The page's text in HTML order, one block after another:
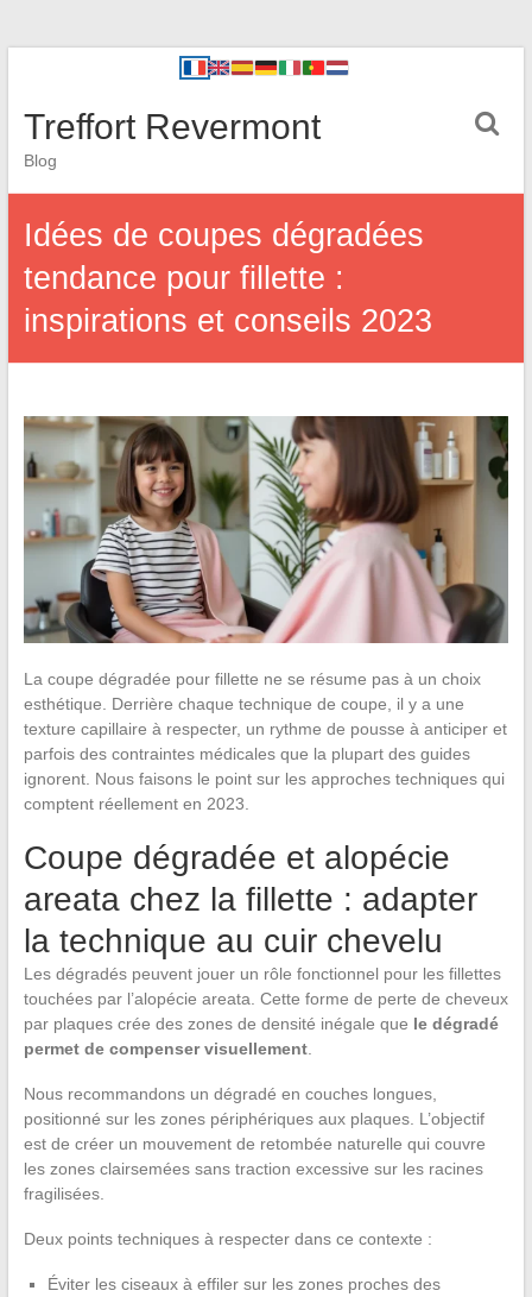
Treffort Revermont
Blog
Idées de coupes dégradées
tendance pour fillette :
inspirations et conseils 2023
La coupe dégradée pour fillette ne se résume pas à un choix
esthétique. Derrière chaque technique de coupe, il y a une
texture capillaire à respecter, un rythme de pousse à anticiper et
parfois des contraintes médicales que la plupart des guides
ignorent. Nous faisons le point sur les approches techniques qui
comptent réellement en 2023.
Coupe dégradée et alopécie
areata chez la fillette : adapter
la technique au cuir chevelu
Les dégradés peuvent jouer un rôle fonctionnel pour les fillettes
touchées par l’alopécie areata. Cette forme de perte de cheveux
par plaques crée des zones de densité inégale que le dégradé
permet de compenser visuellement.
Nous recommandons un dégradé en couches longues,
positionné sur les zones périphériques aux plaques. L’objectif
est de créer un mouvement de retombée naturelle qui couvre
les zones clairsemées sans traction excessive sur les racines
fragilisées.
Deux points techniques à respecter dans ce contexte :
Éviter les ciseaux à effiler sur les zones proches des